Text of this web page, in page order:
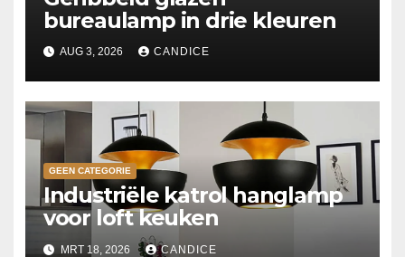
bureaulamp in drie kleuren
AUG 3, 2026 CANDICE
GEEN CATEGORIE
Industriële katrol hanglamp
voor loft keuken
MRT 18, 2026 CANDICE